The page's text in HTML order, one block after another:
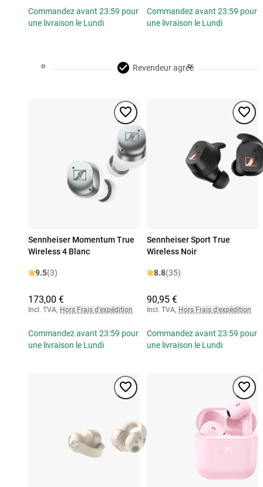
Commandez avant 23:59 pour
une livraison le Lundi
Commandez avant 23:59 pour
une livraison le Lundi
Revendeur agréé
Sennheiser Momentum True
Wireless 4 Blanc
9.5(3)
173,00 €
Incl. TVA, Hors Frais d'expédition
Commandez avant 23:59 pour
une livraison le Lundi
Sennheiser Sport True
Wireless Noir
8.8(35)
90,95 €
Incl. TVA, Hors Frais d'expédition
Commandez avant 23:59 pour
une livraison le Lundi